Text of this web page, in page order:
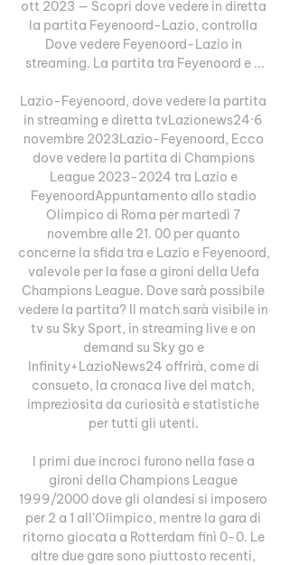
ott 2023 — Scopri dove vedere in diretta
la partita Feyenoord-Lazio, controlla
Dove vedere Feyenoord-Lazio in
streaming. La partita tra Feyenoord e ...
Lazio-Feyenoord, dove vedere la partita
in streaming e diretta tvLazionews24·6
novembre 2023Lazio-Feyenoord, Ecco
dove vedere la partita di Champions
League 2023-2024 tra Lazio e
FeyenoordAppuntamento allo stadio
Olimpico di Roma per martedì 7
novembre alle 21. 00 per quanto
concerne la sfida tra e Lazio e Feyenoord,
valevole per la fase a gironi della Uefa
Champions League. Dove sarà possibile
vedere la partita? Il match sarà visibile in
tv su Sky Sport, in streaming live e on
demand su Sky go e
Infinity+LazioNews24 offrirà, come di
consueto, la cronaca live del match,
impreziosita da curiosità e statistiche
per tutti gli utenti.
I primi due incroci furono nella fase a
gironi della Champions League
1999/2000 dove gli olandesi si imposero
per 2 a 1 all’Olimpico, mentre la gara di
ritorno giocata a Rotterdam finì 0-0. Le
altre due gare sono piuttosto recenti,